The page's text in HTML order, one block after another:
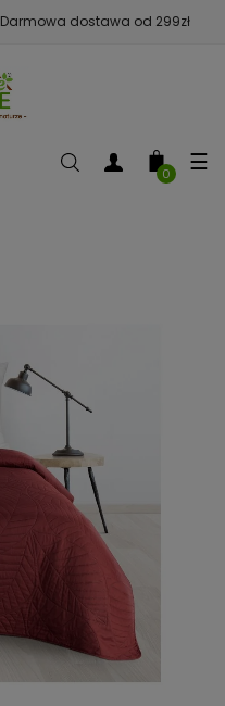
Darmowa dostawa od 299zł
☰
0